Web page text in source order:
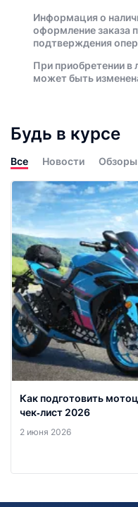
Информация о
оформление заказа
подтверждения
При приобретении в
может быть
Будь в курсе
Все Новости Обзоры
Как подготовить
чек‑лист 2026
2 июня 2026